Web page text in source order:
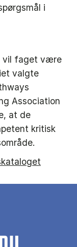
i
vil faget være
valgte
Association
at de
kritisk